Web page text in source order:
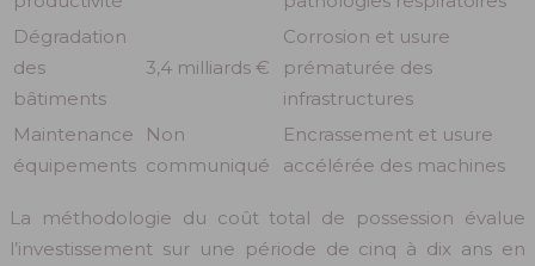
Dégradation
des
bâtiments
3,4 milliards €
Corrosion et usure
prématurée des
infrastructures
Maintenance
équipements
Non
communiqué
Encrassement et usure
accélérée des machines
La méthodologie du coût total de possession évalue
l’investissement sur une période de cinq à dix ans en